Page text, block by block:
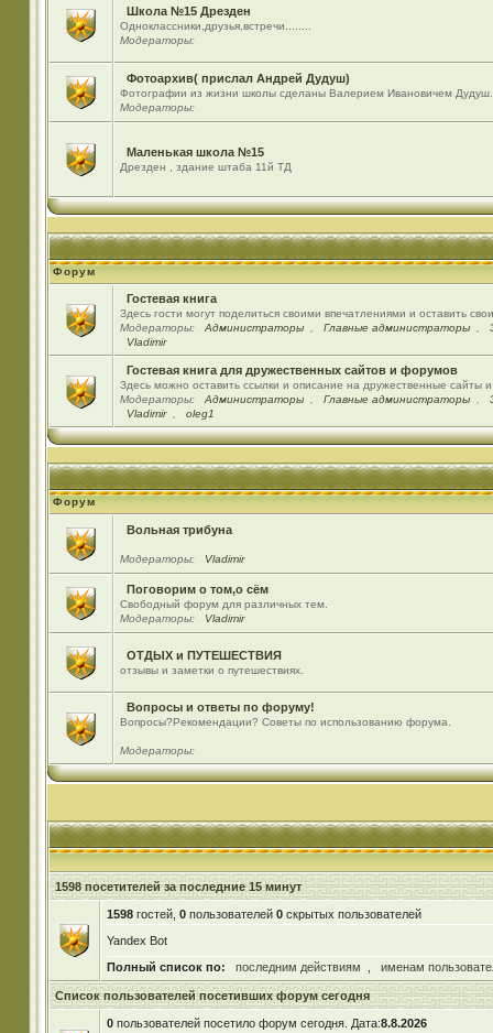
Школа №15 Дрезден
Одноклассники,друзья,встречи........
Модераторы:
Фотоархив( прислал Андрей Дудуш)
Фотографии из жизни школы сделаны Валерием Ивановичем Дудуш.
Модераторы:
Маленькая школа №15
Дрезден , здание штаба 11й ТД
Форум
Гостевая книга
Здесь гости могут поделиться своими впечатлениями и оставить
Модераторы:
Администраторы Главные администраторы
Vladimir
Гостевая книга для дружественных сайтов и форумов
Здесь можно оставить ссылки и описание на дружественные сайты
Модераторы:
Администраторы Главные администраторы
Vladimir
oleg1
Форум
Вольная трибуна
Модераторы: Vladimir
Поговорим о том,о сём
Свободный форум для различных тем.
Модераторы:
Vladimir
ОТДЫХ и ПУТЕШЕСТВИЯ
отзывы и заметки о путешествиях.
Вопросы и ответы по форуму!
Вопросы?Рекомендации? Советы по использованию форума.
Модераторы:
1598 посетителей за последние 15 минут
1598гостей, 0пользователей 0скрытых пользователей
Yandex Bot
Полный список по:
последним действиям именам
Список пользователей посетивших форум сегодня
0пользователей посетило форум сегодня. Дата:8.8.2026